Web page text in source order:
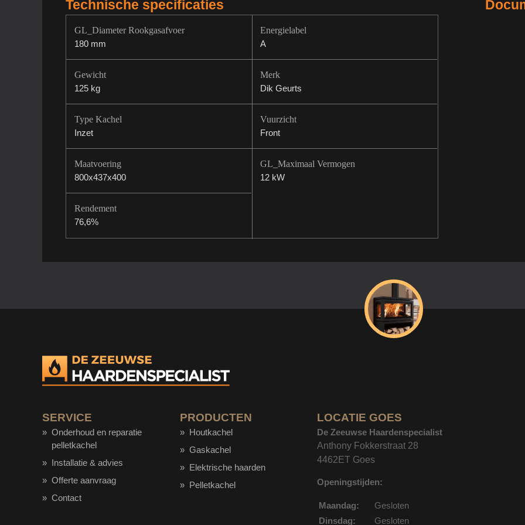
Technische specificaties
GL_Diameter Rookgasafvoer
180 mm
Energielabel
A
Gewicht
125 kg
Merk
Dik Geurts
Type Kachel
Inzet
Vuurzicht
Front
Maatvoering
800x437x400
GL_Maximaal Vermogen
12 kW
Rendement
76,6%
SERVICE
Onderhoud en reparatie
pelletkachel
Installatie & advies
Offerte aanvraag
Contact
PRODUCTEN
Houtkachel
Gaskachel
Elektrische haarden
Pelletkachel
LOCATIE GOES
De Zeeuwse Haardenspecialist
Anthony Fokkerstraat 28
4462ET Goes
Openingstijden:
Maandag:
Gesloten
Dinsdag:
Gesloten